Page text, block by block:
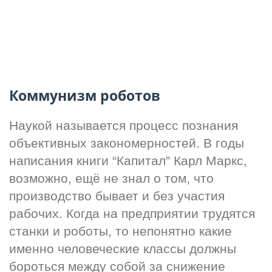
Коммунизм роботов
Наукой называется процесс познания
объективных закономерностей. В годы
написания книги “Капитал” Карл Маркс,
возможно, ещё не знал о том, что
производство бывает и без участия
рабочих. Когда на предприятии трудятся
станки и роботы, то непонятно какие
именно человеческие классы должны
бороться между собой за снижение